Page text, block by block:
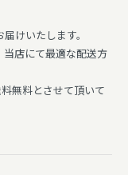
けいたします。
当店にて最適な配送方
無料とさせて頂いて